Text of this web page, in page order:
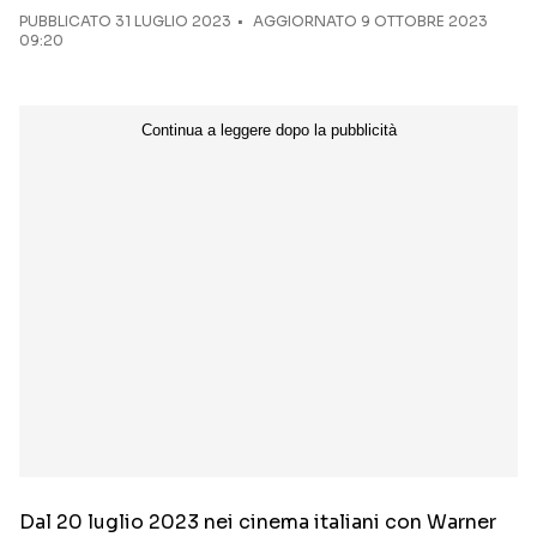
PUBBLICATO 31 LUGLIO 2023
AGGIORNATO 9 OTTOBRE 2023
09:20
Dal 20 luglio 2023 nei cinema italiani con Warner